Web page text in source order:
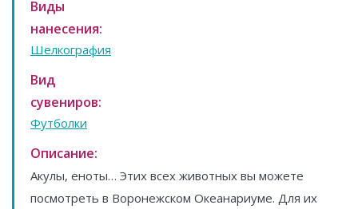
Виды
нанесения:
Шелкография
Вид
сувениров:
Футболки
Описание:
Акулы, еноты… Этих всех животных вы можете
посмотреть в Воронежском Океанариуме. Для их